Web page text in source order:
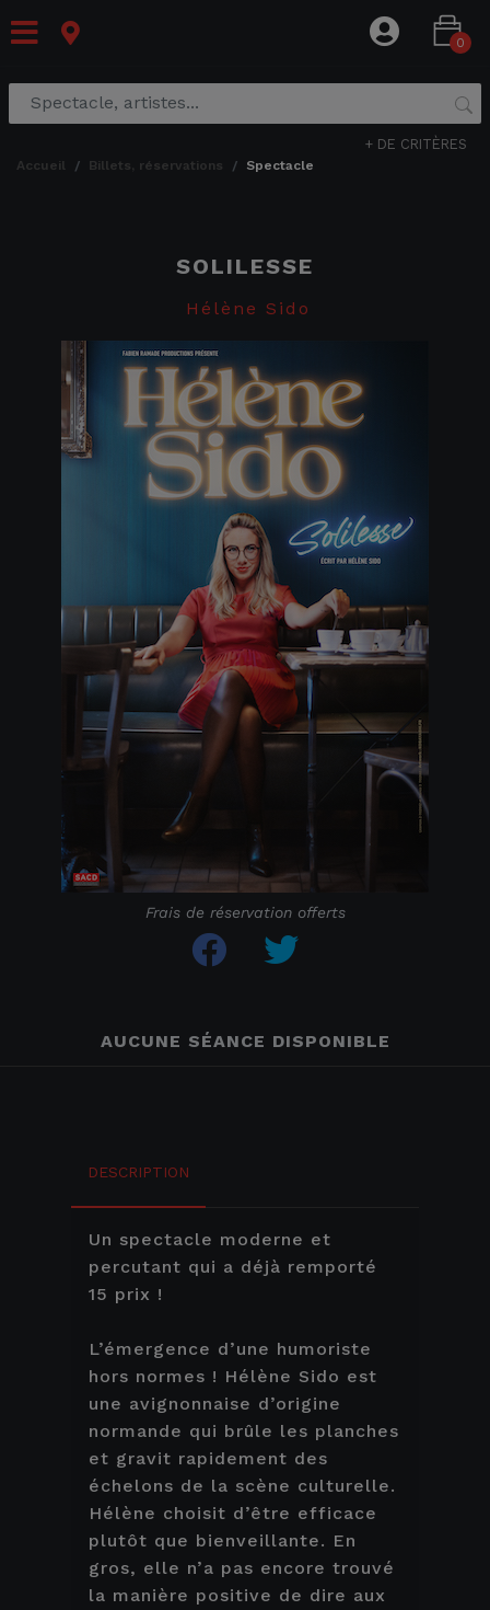
0
+ DE CRITÈRES
accueil billets, réservations spectacle
SOLILESSE
Hélène Sido
Frais de réservation offerts
AUCUNE SÉANCE DISPONIBLE
DESCRIPTION
Un spectacle moderne et
percutant qui a déjà remporté
15 prix !
L’émergence d’une humoriste
hors normes ! Hélène Sido est
une avignonnaise d’origine
normande qui brûle les planches
et gravit rapidement des
échelons de la scène culturelle.
Hélène choisit d’être efficace
plutôt que bienveillante. En
gros, elle n’a pas encore trouvé
la manière positive de dire aux